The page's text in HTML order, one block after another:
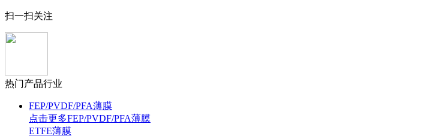
扫一扫关注
热门产品行业
FEP/PVDF/PFA薄膜
点击更多FEP/PVDF/PFA薄膜
ETFE薄膜